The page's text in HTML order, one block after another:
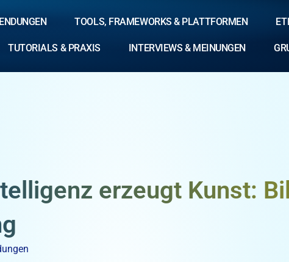
TOOLS, FRAMEWORKS & PLATTFORMEN
TUTORIALS & PRAXIS INTERVIEWS & MEINUNGEN
erzeugt Kunst: